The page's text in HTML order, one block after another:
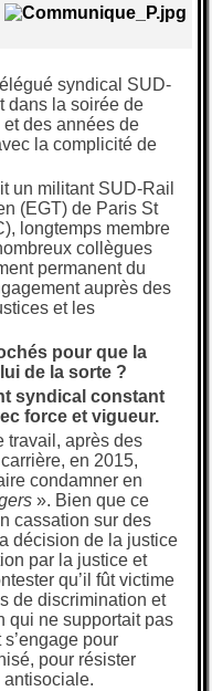
syndical SUD-
dans la soirée de
des années de
la complicité de
un militant SUD-Rail
(EGT) de Paris St
longtemps membre
collègues
permanent du
auprès des
et les
pour que la
de la sorte ?
syndical constant
force et vigueur.
travail, après des
en 2015,
condamner en
». Bien que ce
cassation sur des
décision de la justice
par la justice et
qu’il fût victime
de discrimination et
qui ne supportait pas
pour
pour résister
antisociale.